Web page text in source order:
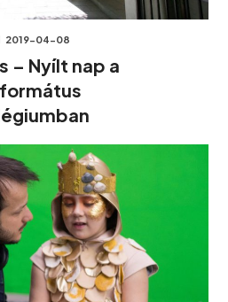
2019-04-08
– Nyílt nap a